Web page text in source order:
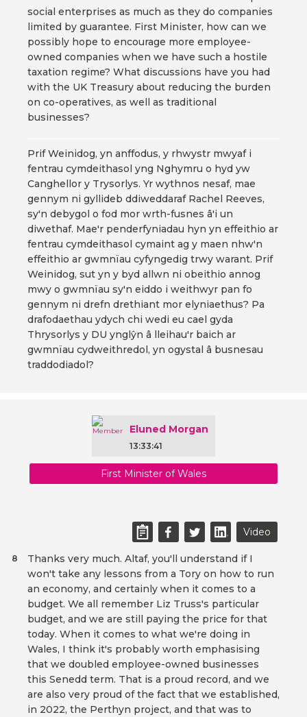
social enterprises as much as they do companies
limited by guarantee. First Minister, how can we
possibly hope to encourage more employee-
owned companies when we have such a hostile
taxation regime? What discussions have you had
with the UK Treasury about reducing the burden
on co-operatives, as well as traditional
businesses?
Prif Weinidog, yn anffodus, y rhwystr mwyaf i
fentrau cymdeithasol yng Nghymru o hyd yw
Canghellor y Trysorlys. Yr wythnos nesaf, mae
gennym ni gyllideb ddiweddaraf Rachel Reeves,
sy'n debygol o fod mor wrth-fusnes â'i un
diwethaf. Mae'r penderfyniadau hyn yn effeithio ar
fentrau cymdeithasol cymaint ag y maen nhw'n
effeithio ar gwmnïau cyfyngedig trwy warant. Prif
Weinidog, sut yn y byd allwn ni obeithio annog
mwy o gwmnïau sy'n eiddo i weithwyr pan fo
gennym ni drefn drethiant mor elyniaethus? Pa
drafodaethau ydych chi wedi eu cael gyda
Thrysorlys y DU ynglŷn â lleihau'r baich ar
gwmnïau cydweithredol, yn ogystal â busnesau
traddodiadol?
Eluned Morgan
13:33:41
First Minister of Wales
Video
Thanks very much. Altaf, you'll understand if I
won't take any lessons from a Tory on how to run
an economy, and certainly when it comes to a
budget. We all remember Liz Truss's particular
budget, and we are still paying the price for that
today. When it comes to what we're doing in
Wales, I think it's probably worth emphasising
that we doubled employee-owned businesses
this Senedd term. That is a proud record, and we
are also very proud of the fact that we established,
in 2022, the Perthyn project, and that was to
8